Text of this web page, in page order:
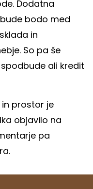
Dodatna
bodo med
in
So pa še
ali kredit
prostor je
objavilo na
pa